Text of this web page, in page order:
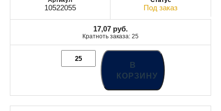
10522055 Под заказ
17,07 руб.
Кратноть заказа: 25
В
КОРЗИНУ